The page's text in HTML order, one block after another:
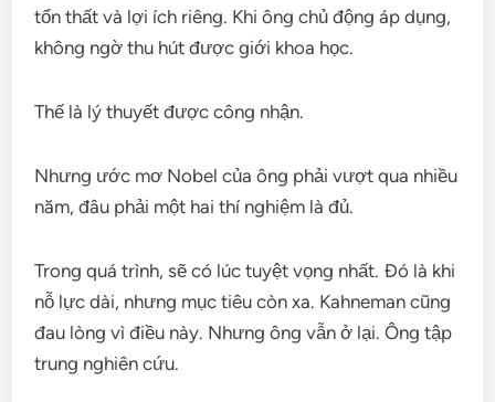
tổn thất và lợi ích riêng. Khi ông chủ động áp dụng,
không ngờ thu hút được giới khoa học.
Thế là lý thuyết được công nhận.
Nhưng ước mơ Nobel của ông phải vượt qua nhiều
năm, đâu phải một hai thí nghiệm là đủ.
Trong quá trình, sẽ có lúc tuyệt vọng nhất. Đó là khi
nỗ lực dài, nhưng mục tiêu còn xa. Kahneman cũng
đau lòng vì điều này. Nhưng ông vẫn ở lại. Ông tập
trung nghiên cứu.